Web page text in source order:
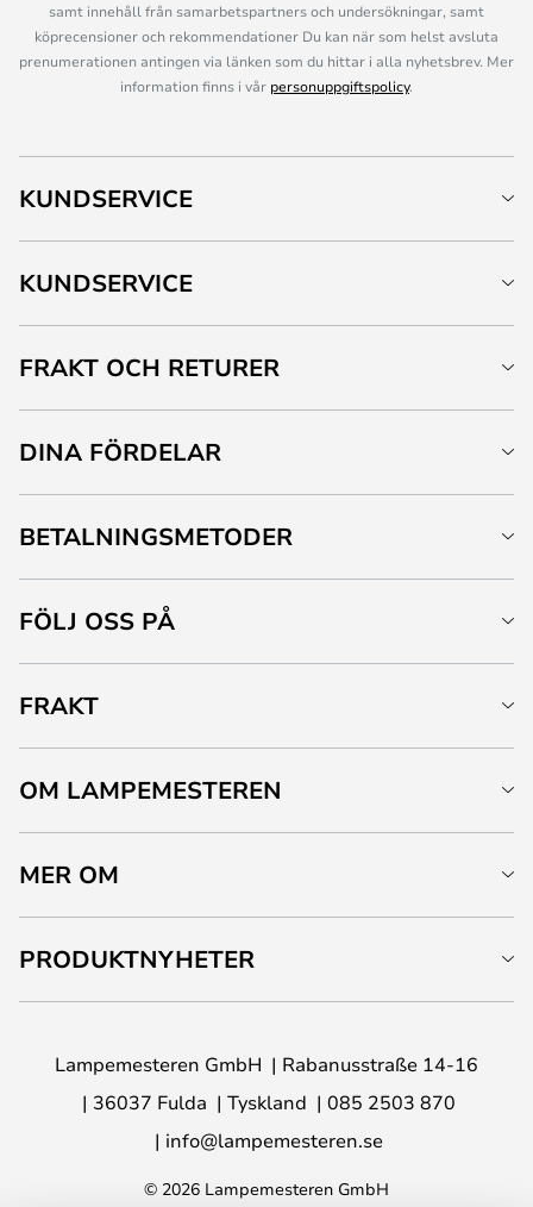
samt innehåll från samarbetspartners och undersökningar, samt
köprecensioner och rekommendationer Du kan när som helst avsluta
prenumerationen antingen via länken som du hittar i alla nyhetsbrev. Mer
information finns i vår personuppgiftspolicy.
KUNDSERVICE
KUNDSERVICE
FRAKT OCH RETURER
DINA FÖRDELAR
BETALNINGSMETODER
FÖLJ OSS PÅ
FRAKT
OM LAMPEMESTEREN
MER OM
PRODUKTNYHETER
Lampemesteren GmbH
Rabanusstraße 14-16
36037 Fulda
Tyskland
085 2503 870
info@lampemesteren.se
© 2026 Lampemesteren GmbH